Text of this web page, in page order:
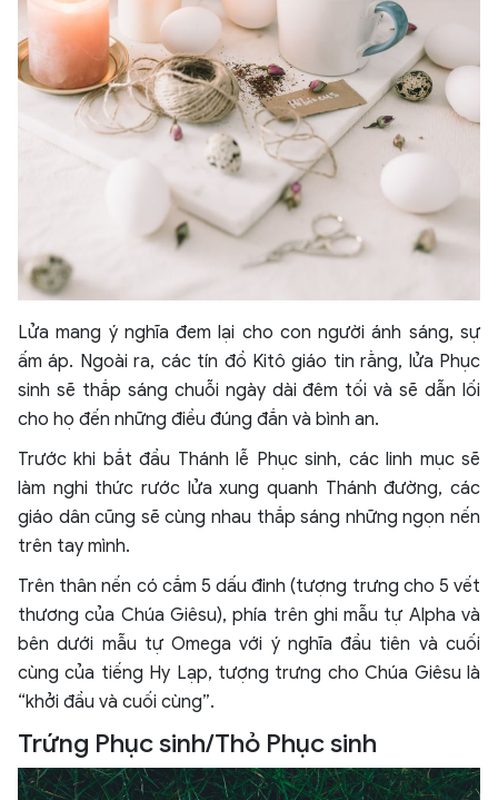
Lửa mang ý nghĩa đem lại cho con người ánh sáng, sự
ấm áp. Ngoài ra, các tín đồ Kitô giáo tin rằng, lửa Phục
sinh sẽ thắp sáng chuỗi ngày dài đêm tối và sẽ dẫn lối
cho họ đến những điều đúng đắn và bình an.
Trước khi bắt đầu Thánh lễ Phục sinh, các linh mục sẽ
làm nghi thức rước lửa xung quanh Thánh đường, các
giáo dân cũng sẽ cùng nhau thắp sáng những ngọn nến
trên tay mình.
Trên thân nến có cắm 5 dấu đinh (tượng trưng cho 5 vết
thương của Chúa Giêsu), phía trên ghi mẫu tự Alpha và
bên dưới mẫu tự Omega với ý nghĩa đầu tiên và cuối
cùng của tiếng Hy Lạp, tượng trưng cho Chúa Giêsu là
“khởi đầu và cuối cùng”.
Trứng Phục sinh/Thỏ Phục sinh